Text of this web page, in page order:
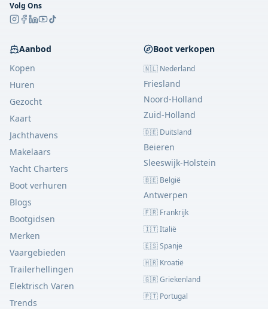
Volg Ons
Aanbod
Kopen
Huren
Gezocht
Kaart
Jachthavens
Makelaars
Yacht Charters
Boot verhuren
Blogs
Bootgidsen
Merken
Vaargebieden
Trailerhellingen
Elektrisch Varen
Trends
Boot verkopen
🇳🇱 Nederland
Friesland
Noord-Holland
Zuid-Holland
🇩🇪 Duitsland
Beieren
Sleeswijk-Holstein
🇧🇪 België
Antwerpen
🇫🇷 Frankrijk
🇮🇹 Italië
🇪🇸 Spanje
🇭🇷 Kroatië
🇬🇷 Griekenland
🇵🇹 Portugal